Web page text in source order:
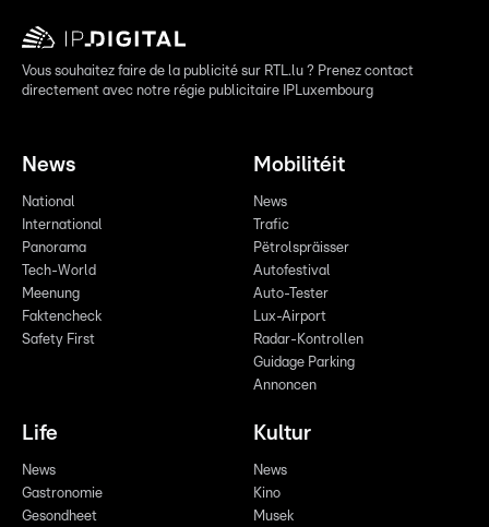
Vous souhaitez faire de la publicité sur RTL.lu ? Prenez contact
directement avec notre régie publicitaire IPLuxembourg
News
National
International
Panorama
Tech-World
Meenung
Faktencheck
Safety First
Mobilitéit
News
Trafic
Pëtrolspräisser
Autofestival
Auto-Tester
Lux-Airport
Radar-Kontrollen
Guidage Parking
Annoncen
Life
News
Gastronomie
Gesondheet
Kultur
News
Kino
Musek